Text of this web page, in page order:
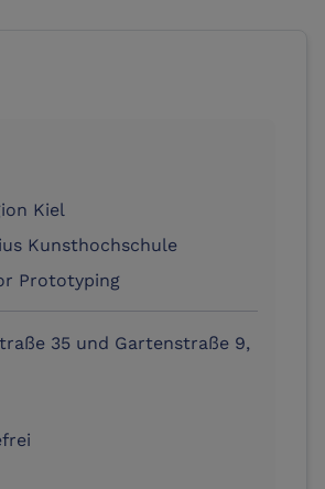
Kiel
Kunsthochschule
Prototyping
35 und Gartenstraße 9,